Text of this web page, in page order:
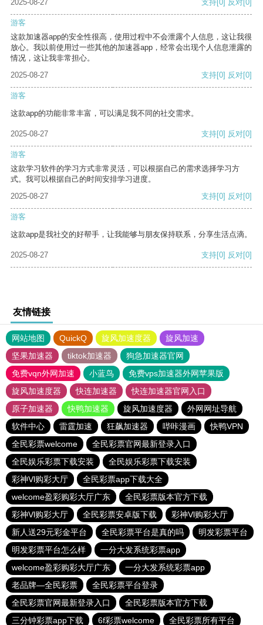
2025-08-27
支持[0] 反对[0]
游客
这款加速器app的安全性很高，使用过程中不会泄露个人信息，这让我很
放心。我以前使用过一些其他的加速器app，经常会出现个人信息泄露的
情况，这让我非常担心。
2025-08-27
支持[0] 反对[0]
游客
这款app的功能非常丰富，可以满足我不同的社交需求。
2025-08-27 支持[0] 反对[0]
游客
这款学习软件的学习方式非常灵活，可以根据自己的需求选择学习方
式。我可以根据自己的时间安排学习进度。
2025-08-27
支持[0] 反对[0]
游客
这款app是我社交的好帮手，让我能够与朋友保持联系，分享生活点滴。
2025-08-27 支持[0] 反对[0]
友情链接
网站地图 QuickQ 旋风加速度器
旋风加速
坚果加速器
tiktok加速器
狗急加速器官网
免费vqn外网加速
小蓝鸟
免费vps加速器外网苹果版
旋风加速度器
快连加速器
快连加速器官网入口
原子加速器
快鸭加速器 旋风加速度器
外网网址导航
软件中心
雷霆加速 狂飙加速器 哔咔漫画
快鸭VPN
全民彩票welcome
全民彩票官网最新登录入口
全民娱乐彩票下载安装
全民娱乐彩票下载安装
彩神Vl购彩大厅
全民彩票app下载大全
welcome盈彩购彩大厅广东
全民彩票版本官方下载
彩神Vl购彩大厅
全民彩票安卓版下载
彩神Vl购彩大厅
新人送29元彩金平台
全民彩票平台是真的吗
明发彩票平台
明发彩票平台怎么样
一分大发系统彩票app
welcome盈彩购彩大厅广东
一分大发系统彩票app
老品牌—全民彩票
全民彩票平台登录
全民彩票官网最新登录入口
全民彩票版本官方下载
三分钟彩票app下载
6f彩票welcome 全民彩票所有平台